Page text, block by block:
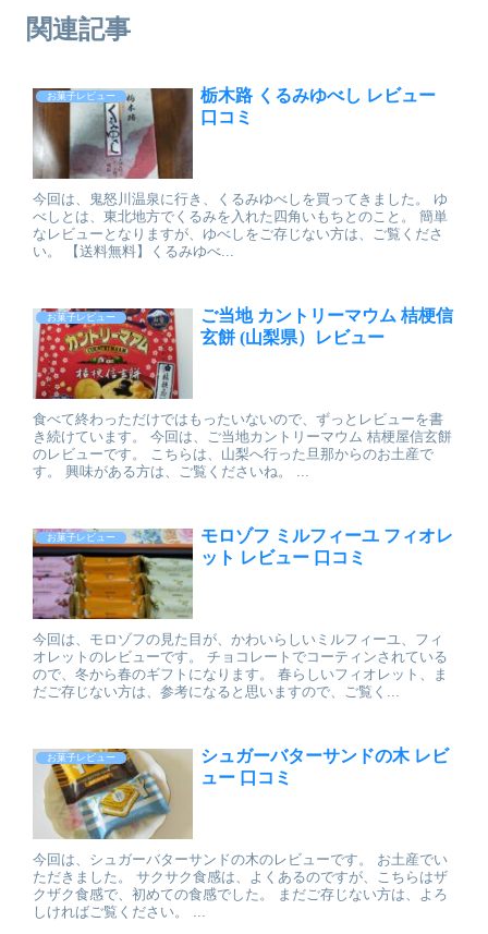
関連記事
お菓子レビュー
栃木路 くるみゆべし レビュー
口コミ
今回は、鬼怒川温泉に行き、くるみゆべしを買ってきました。 ゆ
べしとは、東北地方でくるみを入れた四角いもちとのこと。 簡単
なレビューとなりますが、ゆべしをご存じない方は、ご覧くださ
い。 【送料無料】くるみゆべ...
お菓子レビュー
ご当地 カントリーマウム 桔梗信
玄餅 (山梨県）レビュー
食べて終わっただけではもったいないので、ずっとレビューを書
き続けています。 今回は、ご当地カントリーマウム 桔梗屋信玄餅
のレビューです。 こちらは、山梨へ行った旦那からのお土産で
す。 興味がある方は、ご覧くださいね。 ...
お菓子レビュー
モロゾフ ミルフィーユ フィオレ
ット レビュー 口コミ
今回は、モロゾフの見た目が、かわいらしいミルフィーユ、フィ
オレットのレビューです。 チョコレートでコーティンされている
ので、冬から春のギフトになります。 春らしいフィオレット、ま
だご存じない方は、参考になると思いますので、ご覧く...
お菓子レビュー
シュガーバターサンドの木 レビ
ュー 口コミ
今回は、シュガーバターサンドの木のレビューです。 お土産でい
ただきました。 サクサク食感は、よくあるのですが、こちらはザ
クザク食感で、初めての食感でした。 まだご存じない方は、よろ
しければご覧ください。 ...